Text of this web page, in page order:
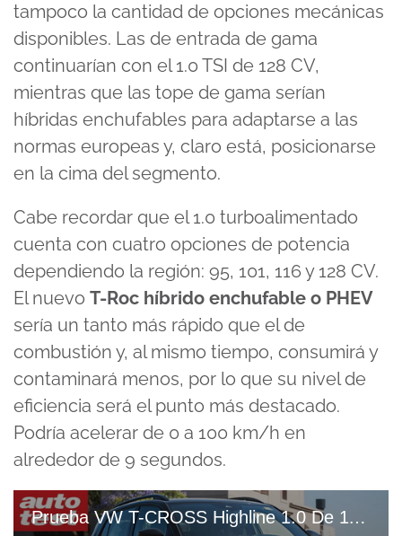
tampoco la cantidad de opciones mecánicas
disponibles. Las de entrada de gama
continuarían con el 1.0 TSI de 128 CV,
mientras que las tope de gama serían
híbridas enchufables para adaptarse a las
normas europeas y, claro está, posicionarse
en la cima del segmento.
Cabe recordar que el 1.0 turboalimentado
cuenta con cuatro opciones de potencia
dependiendo la región: 95, 101, 116 y 128 CV.
El nuevo T-Roc híbrido enchufable o PHEV
sería un tanto más rápido que el de
combustión y, al mismo tiempo, consumirá y
contaminará menos, por lo que su nivel de
eficiencia será el punto más destacado.
Podría acelerar de 0 a 100 km/h en
alrededor de 9 segundos.
Prueba VW T-CROSS Highline 1.0 De 116 CV Cómo Es, Qué Trae Y CUÁNTO GASTA